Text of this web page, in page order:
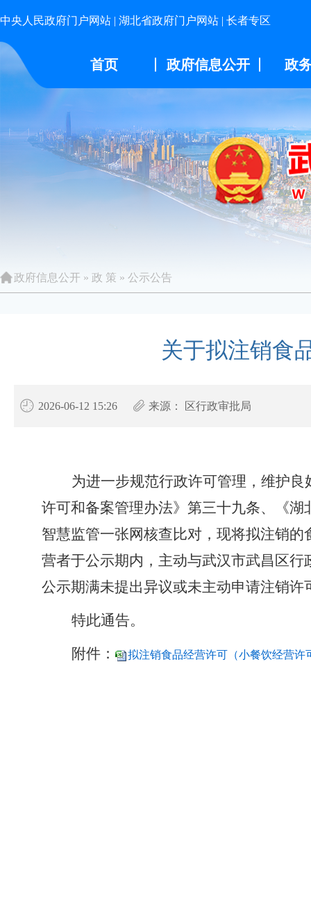
中央人民政府门户网站 | 湖北省政府门户网站 | 长者专区
首页 政府信息公开 政
政府信息公开 » 政 策 » 公示公告
关于拟注销食
2026-06-12 15:26 来源： 区行政审批局
为进一步规范行政许可管理，维护良
许可和备案管理办法》第三十九条、
《
智慧监管一张网核查比对， 现将拟注销的
营者于公示期内，主动与武汉市武昌区行
公示期满未提出异议或未主动申请注销
特此通告。
附件：
拟注销食品经营许可（小餐饮经营许